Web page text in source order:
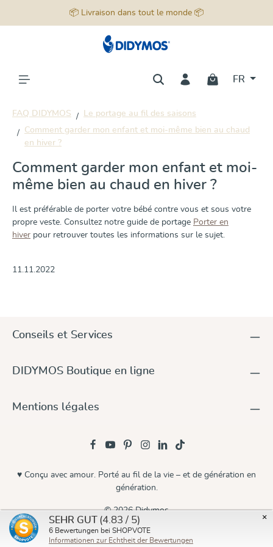
📦 Livraison dans tout le monde 📦
FR
FAQ DIDYMOS
Le portage au fil des saisons
Comment garder mon enfant et moi-même bien au chaud
en hiver ?
Comment garder mon enfant et moi-
même bien au chaud en hiver ?
Il est préférable de porter votre bébé contre vous et sous votre
propre veste. Consultez notre guide de portage Porter en
hiver pour retrouver toutes les informations sur le sujet.
11.11.2022
Conseils et Services
DIDYMOS Boutique en ligne
Mentions légales
© 2026 Didymos
♥ Conçu avec amour. Porté au fil de la vie – et de génération en
génération.
×
SEHR GUT (4.83 / 5)
6 Bewertungen bei SHOPVOTE
Informationen zur Echtheit der Bewertungen